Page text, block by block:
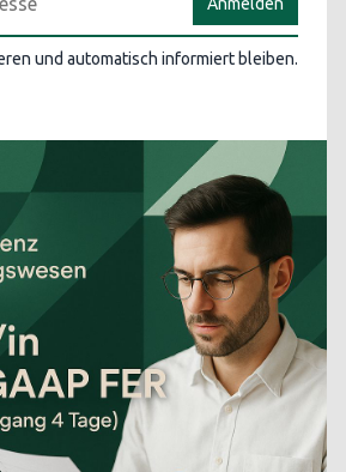
und automatisch informiert bleiben.